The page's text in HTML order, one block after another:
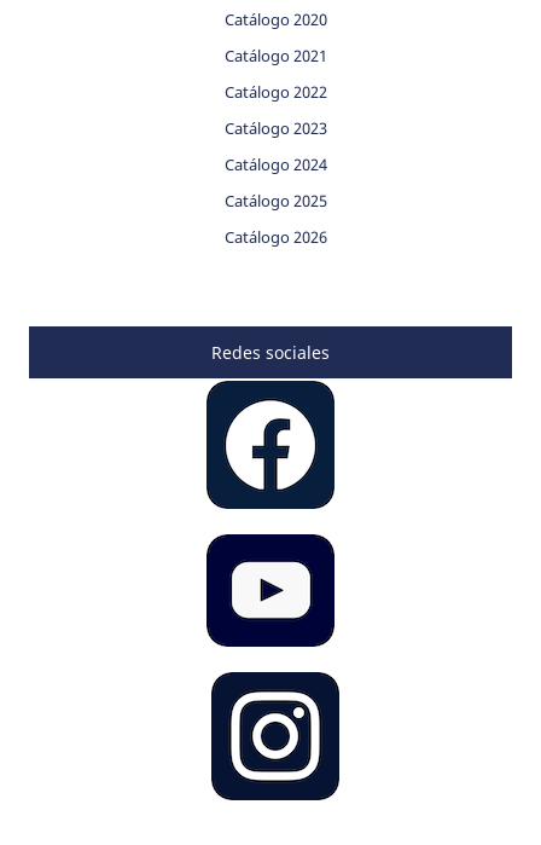
Catálogo 2020
Catálogo 2021
Catálogo 2022
Catálogo 2023
Catálogo 2024
Catálogo 2025
Catálogo 2026
Redes sociales